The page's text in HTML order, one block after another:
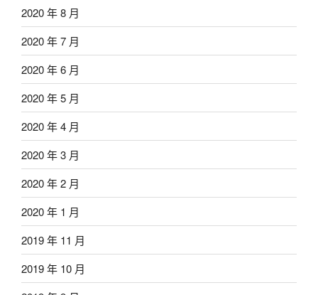
2020 年 8 月
2020 年 7 月
2020 年 6 月
2020 年 5 月
2020 年 4 月
2020 年 3 月
2020 年 2 月
2020 年 1 月
2019 年 11 月
2019 年 10 月